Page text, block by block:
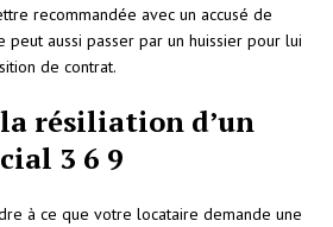
recommandée avec un accusé de
peut aussi passer par un huissier pour lui
de contrat.
résiliation d’un
3 6 9
à ce que votre locataire demande une